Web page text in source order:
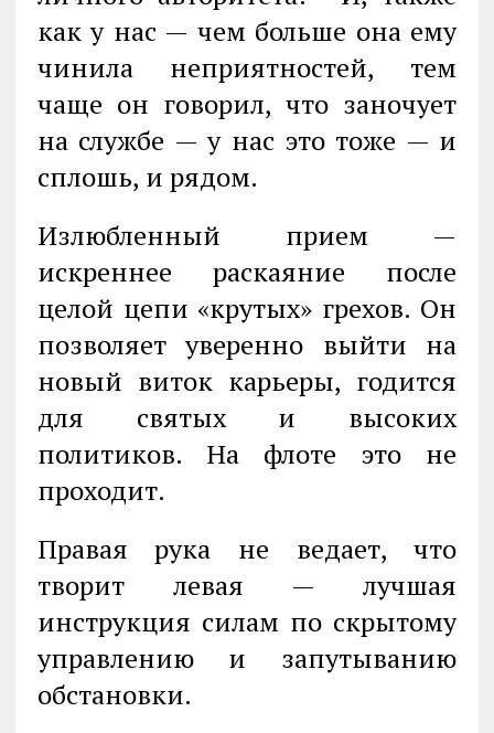
как у нас — чем больше она ему
чинила неприятностей, тем
чаще он говорил, что заночует
на службе — у нас это тоже — и
сплошь, и рядом.
Излюбленный прием —
искреннее раскаяние после
целой цепи «крутых» гре­хов. Он
позволяет уверенно выйти на
новый виток карьеры, годится
для свя­тых и высоких
политиков. На флоте это не
проходит.
Правая рука не ведает, что
творит левая — лучшая
инструкция силам по скры­тому
управлению и запутыванию
обстановки.